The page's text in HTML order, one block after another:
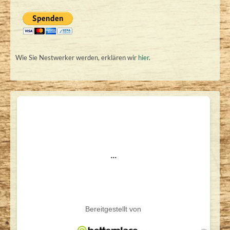
Wie Sie Nestwerker werden, erklären wir hier.